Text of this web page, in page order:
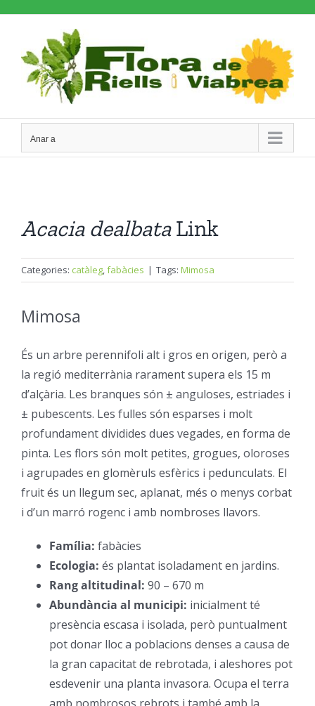
content
Anar a
Acacia dealbataLink
Categories: catàleg,fabàcies | Tags: Mimosa
Mimosa
És un arbre perennifoli alt i gros en origen, però a
la regió mediterrània rarament supera els 15 m
d’alçària. Les branques són ± anguloses, estriades i
± pubescents. Les fulles són esparses i molt
profundament dividides dues vegades, en forma de
pinta. Les flors són molt petites, grogues, oloroses
i agrupades en glomèruls esfèrics i pedunculats. El
fruit és un llegum sec, aplanat, més o menys corbat
i d’un marró rogenc i amb nombroses llavors.
Família: fabàcies
Ecologia: és plantat isoladament en jardins.
Rang altitudinal: 90 – 670 m
Abundància al municipi: inicialment té
presència escasa i isolada, però puntualment
pot donar lloc a poblacions denses a causa de
la gran capacitat de rebrotada, i aleshores pot
esdevenir una planta invasora. Ocupa el terra